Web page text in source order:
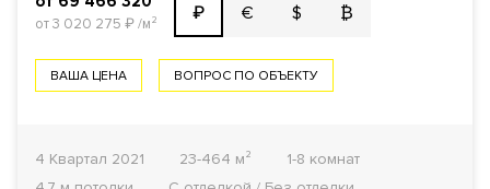
от 3 020 275 ₽/м² ₽ € $ ₿
ВАША ЦЕНА ВОПРОС ПО ОБЪЕКТУ
4 Квартал 2021 23-464 м²
1-8 комнат